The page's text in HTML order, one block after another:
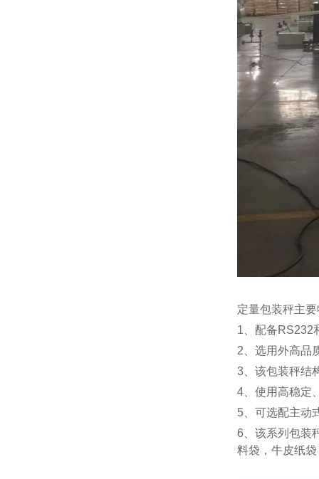
定量包装秤主
1、配备RS232
2、选用外高品
3、该包装秤结
4、使用高稳定
5、可选配主动
6、该系列包装
料袋，牛皮纸